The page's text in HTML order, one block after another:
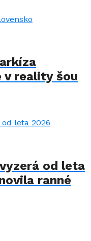
v reality šou
od leta
ranné